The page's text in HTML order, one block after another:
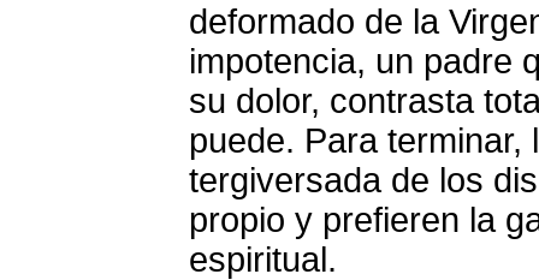
deformado de la
impotencia, un padre
su dolor, contrasta
puede. Para
tergiversada de los
propio y prefieren la
espiritual.